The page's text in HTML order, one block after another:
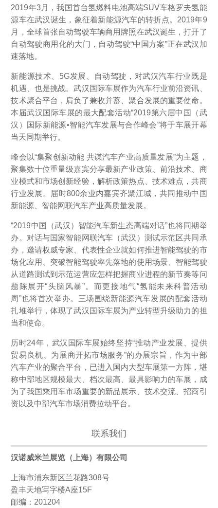
2019年3月，我国首台氢燃料电池高端SUV车格罗夫氢能
源车在武汉诞生，象征着新能源汽车的转折点。2019年9
月，全球首张自动驾驶车辆商用牌照在武汉诞生，打开了
自动驾驶商用化的大门，自动驾驶“中国方案”正在武汉加
速落地。
新能源技术、5G发展、自动驾驶，对武汉汽车行业既是
机遇、也是挑战。武汉国际车展作为汽车行业前沿资讯、
技术聚合平台，肩负了兼收并蓄、聚合发展的重要使命。
本届武汉国际车展的最大配套活动“2019第六届中国（武
汉）国际新能源•智能汽车发展与合作峰会”将于车展开幕
当天同期举行。
峰会以“集聚创新动能 共谋汽车产业高质量发展”为主题，
聚集数十位重量级嘉宾分享最新产业政策、前沿技术、商
业模式和市场创新经验，解析政策热点、技术难点，共商
行业发展。届时800余业内嘉宾齐聚江城，共同推动中国
新能源、智能网联汽车产业高质量发展。
“2019中国（武汉）智能汽车新生态高端对话”也将同期举
办。对话与国家智能网联汽车（武汉）测试示范区共同承
办，邀请权威专家、代表性企业就如何推进智能驾驶的市
场化应用、突破智能驾驶率先落地的使用场景、智能驾驶
从道路测试到示范运营应怎样把握商业进程的新节奏等问
题陈展开“头脑风暴”。而更接地气“氢能未来科普活动
周”也将首次举办。三场围绕新能源汽车发展的配套活动
扎堆举行，体现了武汉国际车展为产业转型升级助力的担
当和使命。
历时24年，武汉国际车展始终坚持“推动产业发展、提供
贸易良机、为展商开拓市场服务”的办展宗旨，作为中部
汽车产业的聚合平台，已进入国内大型车展第一方阵，堪
称中部地区规模最大、档次最高、最具影响力的车展，成
为了我国乘用车市场重要的新品展示、技术交流、招商引
资以及中部汽车市场消费拉动平台。
联系我们
汉诺威米兰展览（上海）有限公司
上海市浦东新区兰花路308号
盈丰天地写字楼A座15F
邮编：201204